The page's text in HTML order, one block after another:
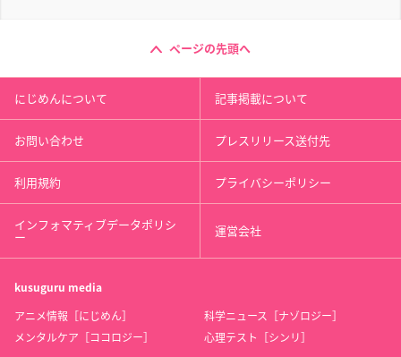
ページの先頭へ
にじめんについて 記事掲載について
お問い合わせ プレスリリース送付先
利用規約 プライバシーポリシー
インフォマティブデータポリシ
ー 運営会社
kusuguru media
アニメ情報［にじめん］
科学ニュース［ナゾロジー］
メンタルケア［ココロジー］
心理テスト［シンリ］